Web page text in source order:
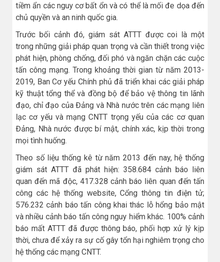
tiềm ẩn các nguy cơ bất ổn và có thể là mối đe dọa đến
chủ quyền và an ninh quốc gia.
Trước bối cảnh đó, giám sát ATTT được coi là một
trong những giải pháp quan trọng và cần thiết trong việc
phát hiện, phòng chống, đối phó và ngăn chặn các cuộc
tấn công mạng. Trong khoảng thời gian từ năm 2013-
2019, Ban Cơ yếu Chính phủ đã triển khai các giải pháp
kỹ thuật tổng thể và đồng bộ để bảo vệ thông tin lãnh
đạo, chỉ đạo của Đảng và Nhà nước trên các mạng liên
lạc cơ yếu và mạng CNTT trọng yếu của các cơ quan
Đảng, Nhà nước được bí mật, chính xác, kịp thời trong
mọi tình huống.
Theo số liệu thống kê từ năm 2013 đến nay, hệ thống
giám sát ATTT đã phát hiện: 358.684 cảnh báo liên
quan đến mã độc, 417.328 cảnh báo liên quan đến tấn
công các hệ thống website, Cổng thông tin điện tử;
576.232 cảnh báo tấn công khai thác lỗ hổng bảo mật
và nhiều cảnh báo tấn công nguy hiểm khác. 100% cảnh
báo mất ATTT đã được thông báo, phối hợp xử lý kịp
thời, chưa để xảy ra sự cố gây tổn hại nghiêm trọng cho
hệ thống các mạng CNTT.